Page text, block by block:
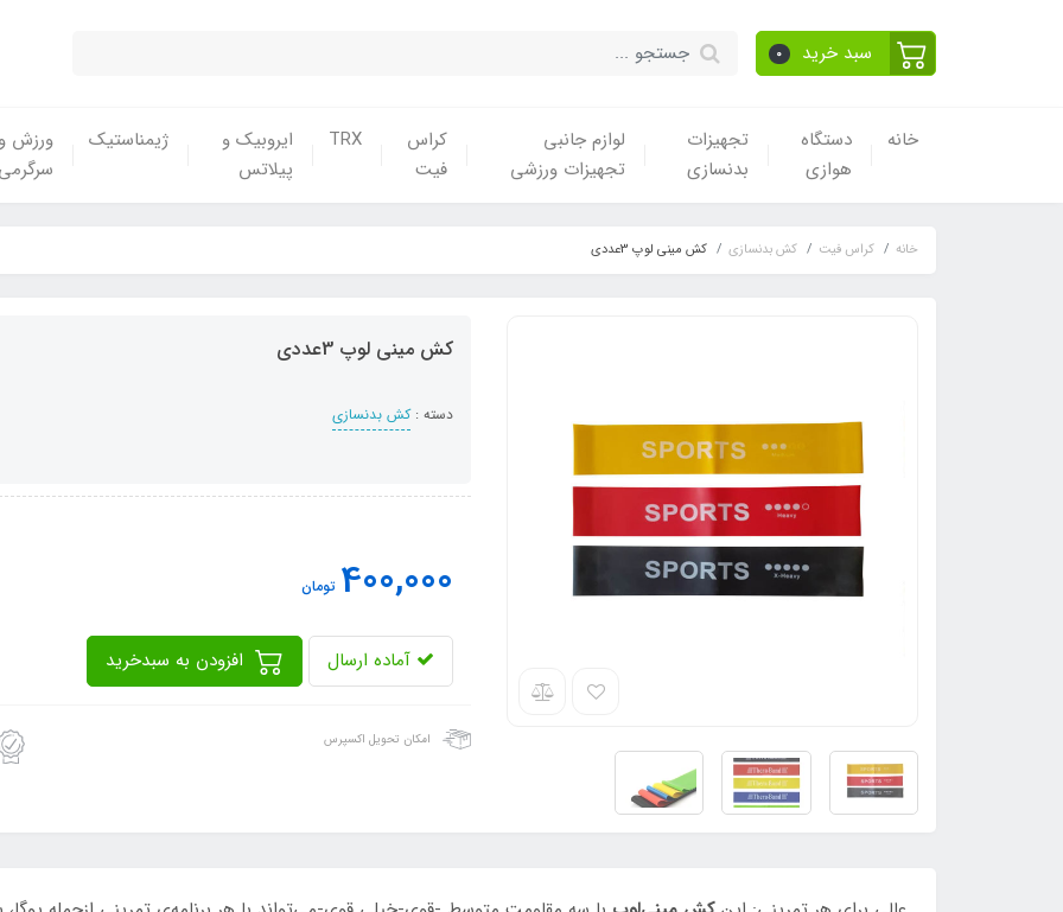
سبد خرید 0
خانه
دستگاه
هوازی
تجهیزات
بدنسازی
لوازم جانبی
تجهیزات ورزشی
کراس
فیت
TRX
ایروبیک و
پیلاتس
ژیمناستیک
ورزش و
سرگرمی
خانه کراس فیت کش بدنسازی کش مینی لوپ 3عددی
کش مینی لوپ 3عددی
دسته :کش بدنسازی
400,000 تومان
آماده ارسال
امکان تحویل اکسپرس